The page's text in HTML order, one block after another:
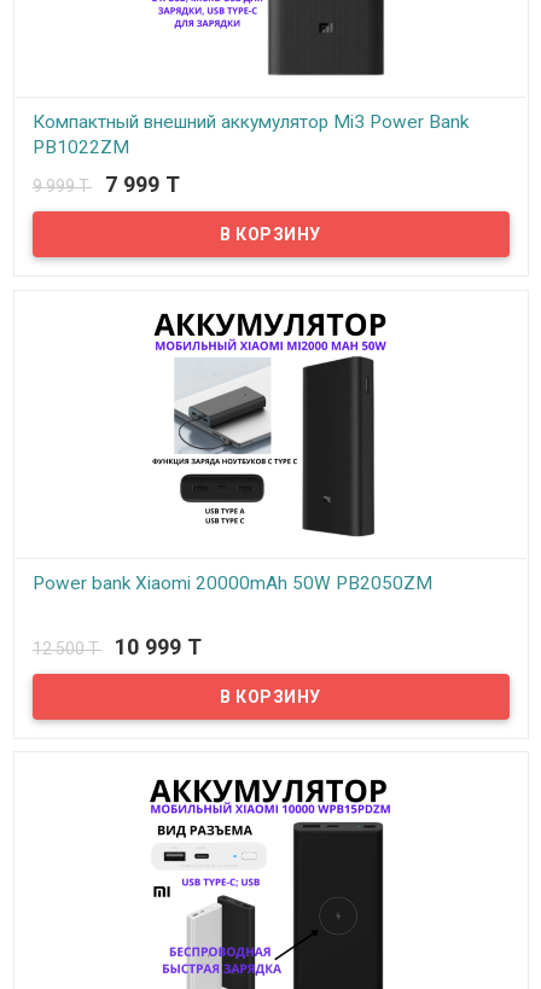
Компактный внешний аккумулятор Mi3 Power Bank
PB1022ZM
В наличии
Внешний аккумулятор Power Bank Mi3 PB1022ZM нового
поколения идеально подойдет для зарядки смартфонов,
планшетов и других устройств. Он станет отличным выбором для
9 999 T 7 999 T
Power bank Xiaomi 20000mAh 50W PB2050ZM
станет незаменимым помощником в дороге или на учебе.
Модель емкостью 20000 мА*ч обеспечивает быстрый заряд
смартфонов, плееров, ноутбуков и других устройств.
Портативный аккумулятор Xiaomi Mi 50W Power Bank 20000 имеет
12 500 T 10 999 T